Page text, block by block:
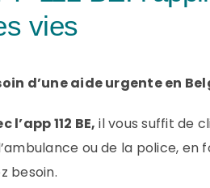
vies
d’une aide urgente en
l’app 112 BE, il vous suffit de
ou de la police, en
besoin.